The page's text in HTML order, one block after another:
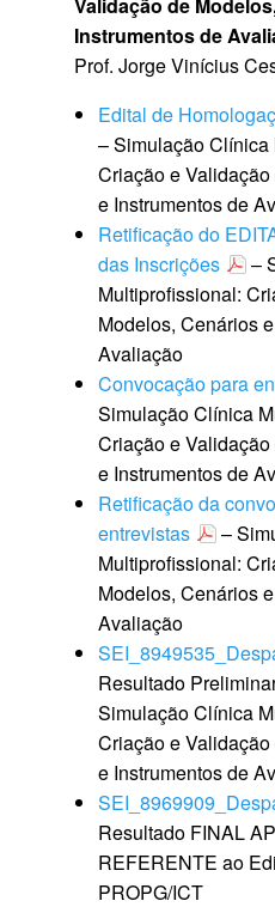
Instrumentos de
Prof. Jorge Vinícius
Edital de
– Simulação
Criação e
e Instrumentos de
Retificação do
das Inscrições
–
Multiprofissional:
Modelos, Cenários
Avaliação
Convocação para
Simulação Clínica
Criação e
e Instrumentos de
Retificação da
entrevistas
–
Multiprofissional:
Modelos, Cenários
Avaliação
Resultado
Simulação Clínica
Criação e
e Instrumentos de
Resultado FINAL
REFERENTE ao
PROPG/ICT